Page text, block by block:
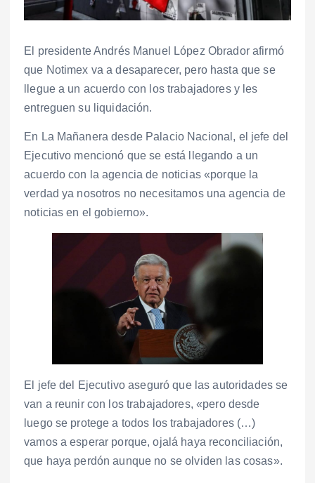
El presidente Andrés Manuel López Obrador afirmó
que Notimex va a desaparecer, pero hasta que se
llegue a un acuerdo con los trabajadores y les
entreguen su liquidación.
En La Mañanera desde Palacio Nacional, el jefe del
Ejecutivo mencionó que se está llegando a un
acuerdo con la agencia de noticias «porque la
verdad ya nosotros no necesitamos una agencia de
noticias en el gobierno».
El jefe del Ejecutivo aseguró que las autoridades se
van a reunir con los trabajadores, «pero desde
luego se protege a todos los trabajadores (…)
vamos a esperar porque, ojalá haya reconciliación,
que haya perdón aunque no se olviden las cosas».